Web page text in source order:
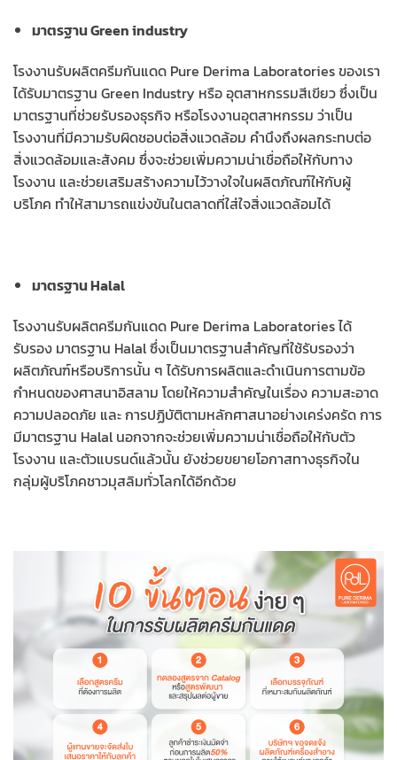
มาตรฐาน Green industry
โรงงานรับผลิตครีมกันแดด Pure Derima Laboratories ของเรา
ได้รับมาตรฐาน Green Industry หรือ อุตสาหกรรมสีเขียว ซึ่งเป็น
มาตรฐานที่ช่วยรับรองธุรกิจ หรือโรงงานอุตสาหกรรม ว่าเป็น
โรงงานที่มีความรับผิดชอบต่อสิ่งแวดล้อม คำนึงถึงผลกระทบต่อ
สิ่งแวดล้อมและสังคม ซึ่งจะช่วยเพิ่มความน่าเชื่อถือให้กับทาง
โรงงาน และช่วยเสริมสร้างความไว้วางใจในผลิตภัณฑ์ให้กับผู้
บริโภค ทำให้สามารถแข่งขันในตลาดที่ใส่ใจสิ่งแวดล้อมได้
มาตรฐาน Halal
โรงงานรับผลิตครีมกันแดด Pure Derima Laboratories ได้
รับรอง มาตรฐาน Halal ซึ่งเป็นมาตรฐานสำคัญที่ใช้รับรองว่า
ผลิตภัณฑ์หรือบริการนั้น ๆ ได้รับการผลิตและดำเนินการตามข้อ
กำหนดของศาสนาอิสลาม โดยให้ความสำคัญในเรื่อง ความสะอาด
ความปลอดภัย และ การปฏิบัติตามหลักศาสนาอย่างเคร่งครัด การ
มีมาตรฐาน Halal นอกจากจะช่วยเพิ่มความน่าเชื่อถือให้กับตัว
โรงงาน และตัวแบรนด์แล้วนั้น ยังช่วยขยายโอกาสทางธุรกิจใน
กลุ่มผู้บริโภคชาวมุสลิมทั่วโลกได้อีกด้วย